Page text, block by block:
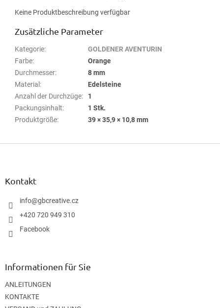
Keine Produktbeschreibung verfügbar
Zusätzliche Parameter
Kategorie:
GOLDENER AVENTURIN
Farbe:
Orange
Durchmesser:
8 mm
Material :
Edelsteine
Anzahl der Durchzüge:
1
Packungsinhalt:
1 Stk.
Produktgröße: 39 × 35,9 × 10,8 mm
F
Kontakt
info@gbcreative.cz
+420 720 949 310
Facebook
Informationen für Sie
ANLEITUNGEN
KONTAKTE